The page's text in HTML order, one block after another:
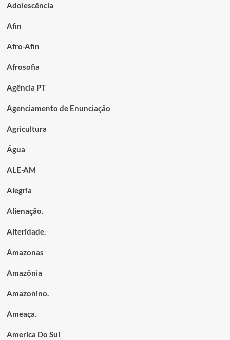
Adolescência
Afin
Afro-Afin
Afrosofia
Agência PT
Agenciamento de Enunciação
Agricultura
Água
ALE-AM
Alegria
Alienação.
Alteridade.
Amazonas
Amazônia
Amazonino.
Ameaça.
America Do Sul